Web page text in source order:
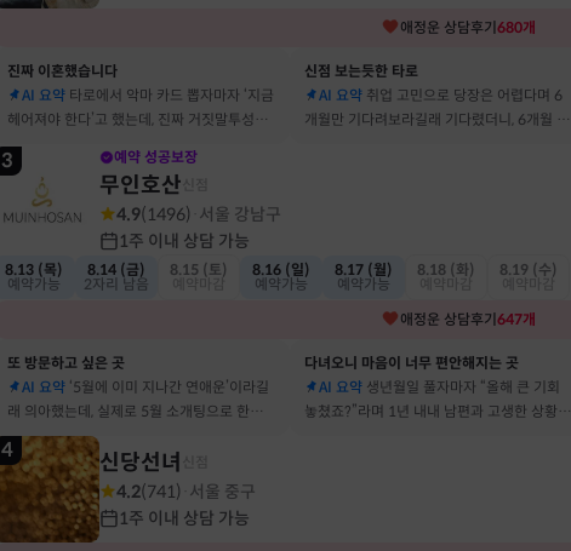
애정운 상담후기 680개
진짜 이혼했습니다
AI 요약 타로에서 악마 카드 뽑자마자 ‘지금
헤어져야 한다’고 했는데, 진짜 거짓말투성이
결혼 생활 끝에 이혼 숙고 중이에요
신점 보는듯한 타로
AI 요약 취업 고민으로 당장은 어렵다며 6
개월만 기다려보라길래 기다렸더니, 6개월 뒤
3 예약 성공보장
무인호산
4.9(1496) 서울 강남구
1주 이내 상담 가능
8.13 (목)
예약가능
8.14 (금)
2자리 남음
8.15 (토)
8.16 (일)
예약가능
8.17 (월)
예약가능
8.18 (화)
8.19 (수)
애정운 상담후기 647개
또 방문하고 싶은 곳
AI 요약 ‘5월에 이미 지나간 연애운’이라길
래 의아했는데, 실제로 5월 소개팅으로 한참
고민했던 사람이 있었어요
다녀오니 마음이 너무 편안해지는 곳
AI 요약 생년월일 풀자마자 “올해 큰 기회
놓쳤죠?”라며 1년 내내 남편과 고생한 상황을
4 신당선녀
4.2(741) 서울 중구
1주 이내 상담 가능